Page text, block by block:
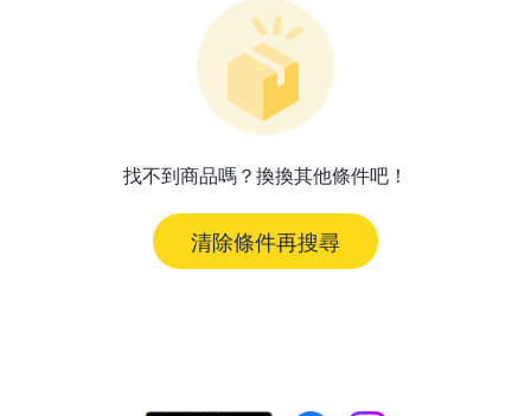
找不到商品嗎？換換其他條件吧！
清除條件再搜尋